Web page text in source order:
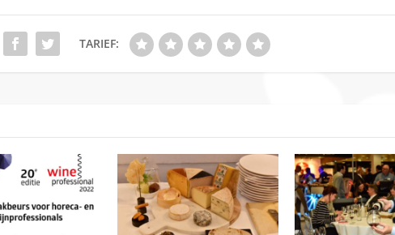
TARIEF: